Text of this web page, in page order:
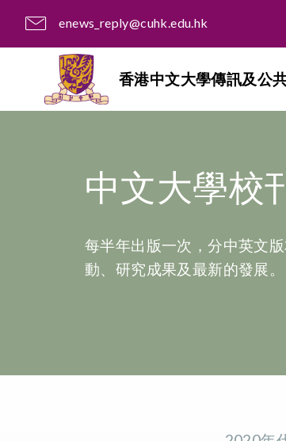
enews_reply@cuhk.edu.hk
香港中文大學傳訊及公
中文大學校
每半年出版一次，分中英文
動、研究成果及最新的發展。